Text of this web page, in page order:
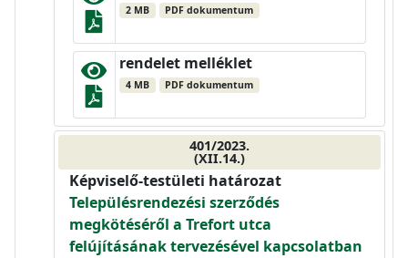
2 MB PDF dokumentum
rendelet melléklet
4 MB PDF dokumentum
401/2023.
(XII.14.)
Képviselő-testületi határozat
Településrendezési szerződés
megkötéséről a Trefort utca
felújításának tervezésével kapcsolatban